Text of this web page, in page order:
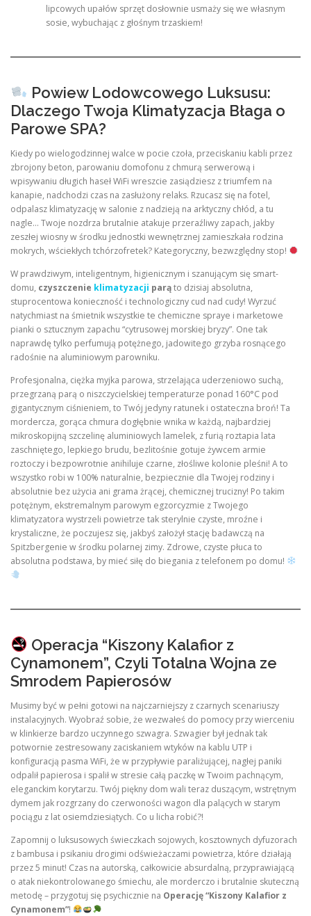
lipcowych upałów sprzęt dosłownie usmaży się we własnym
sosie, wybuchając z głośnym trzaskiem!
Powiew Lodowcowego Luksusu:
Dlaczego Twoja Klimatyzacja Błaga o
Parowe SPA?
Kiedy po wielogodzinnej walce w pocie czoła, przeciskaniu kabli przez
zbrojony beton, parowaniu domofonu z chmurą serwerową i
wpisywaniu długich haseł WiFi wreszcie zasiądziesz z triumfem na
kanapie, nadchodzi czas na zasłużony relaks. Rzucasz się na fotel,
odpalasz klimatyzację w salonie z nadzieją na arktyczny chłód, a tu
nagle… Twoje nozdrza brutalnie atakuje przeraźliwy zapach, jakby
zeszłej wiosny w środku jednostki wewnętrznej zamieszkała rodzina
mokrych, wściekłych tchórzofretek? Kategoryczny, bezwzględny stop!
W prawdziwym, inteligentnym, higienicznym i szanującym się smart-
domu, czyszczenie klimatyzacji parąto dzisiaj absolutna,
stuprocentowa konieczność i technologiczny cud nad cudy! Wyrzuć
natychmiast na śmietnik wszystkie te chemiczne spraye i marketowe
pianki o sztucznym zapachu “cytrusowej morskiej bryzy”. One tak
naprawdę tylko perfumują potężnego, jadowitego grzyba rosnącego
radośnie na aluminiowym parowniku.
Profesjonalna, ciężka myjka parowa, strzelająca uderzeniowo suchą,
przegrzaną parą o niszczycielskiej temperaturze ponad 160°C pod
gigantycznym ciśnieniem, to Twój jedyny ratunek i ostateczna broń! Ta
mordercza, gorąca chmura dogłębnie wnika w każdą, najbardziej
mikroskopijną szczelinę aluminiowych lamelek, z furią roztapia lata
zaschniętego, lepkiego brudu, bezlitośnie gotuje żywcem armie
roztoczy i bezpowrotnie anihiluje czarne, złośliwe kolonie pleśni! A to
wszystko robi w 100% naturalnie, bezpiecznie dla Twojej rodziny i
absolutnie bez użycia ani grama żrącej, chemicznej trucizny! Po takim
potężnym, ekstremalnym parowym egzorcyzmie z Twojego
klimatyzatora wystrzeli powietrze tak sterylnie czyste, mroźne i
krystaliczne, że poczujesz się, jakbyś założył stację badawczą na
Spitzbergenie w środku polarnej zimy. Zdrowe, czyste płuca to
absolutna podstawa, by mieć siłę do biegania z telefonem po domu!
Operacja “Kiszony Kalafior z
Cynamonem”, Czyli Totalna Wojna ze
Smrodem Papierosów
Musimy być w pełni gotowi na najczarniejszy z czarnych scenariuszy
instalacyjnych. Wyobraź sobie, że wezwałeś do pomocy przy wierceniu
w klinkierze bardzo uczynnego szwagra. Szwagier był jednak tak
potwornie zestresowany zaciskaniem wtyków na kablu UTP i
konfiguracją pasma WiFi, że w przypływie paraliżującej, nagłej paniki
odpalił papierosa i spalił w stresie całą paczkę w Twoim pachnącym,
eleganckim korytarzu. Twój piękny dom wali teraz duszącym, wstrętnym
dymem jak rozgrzany do czerwoności wagon dla palących w starym
pociągu z lat osiemdziesiątych. Co u licha robić?!
Zapomnij o luksusowych świeczkach sojowych, kosztownych dyfuzorach
z bambusa i psikaniu drogimi odświeżaczami powietrza, które działają
przez 5 minut! Czas na autorską, całkowicie absurdalną, przyprawiającą
o atak niekontrolowanego śmiechu, ale morderczo i brutalnie skuteczną
metodę – przygotuj się psychicznie na Operację “Kiszony Kalafior z
Cynamonem”!